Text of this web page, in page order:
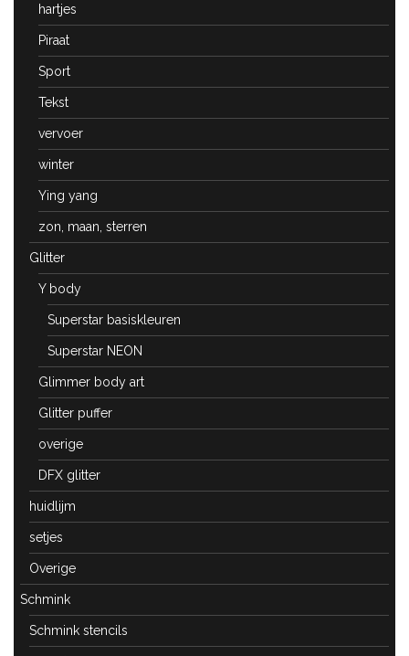
hartjes
Piraat
Sport
Tekst
vervoer
winter
Ying yang
zon, maan, sterren
Glitter
Y body
Superstar basiskleuren
Superstar NEON
Glimmer body art
Glitter puffer
overige
DFX glitter
huidlijm
setjes
Overige
Schmink
Schmink stencils